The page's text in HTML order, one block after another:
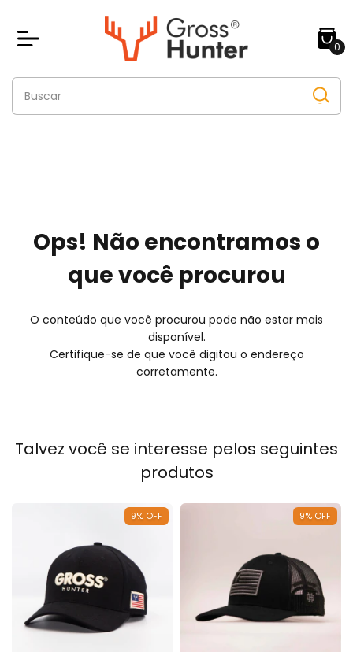
0
Ops! Não encontramos o
que você procurou
O conteúdo que você procurou pode não estar mais
disponível.
Certifique-se de que você digitou o endereço
corretamente.
Talvez você se interesse pelos seguintes
produtos
9% OFF 9% OFF